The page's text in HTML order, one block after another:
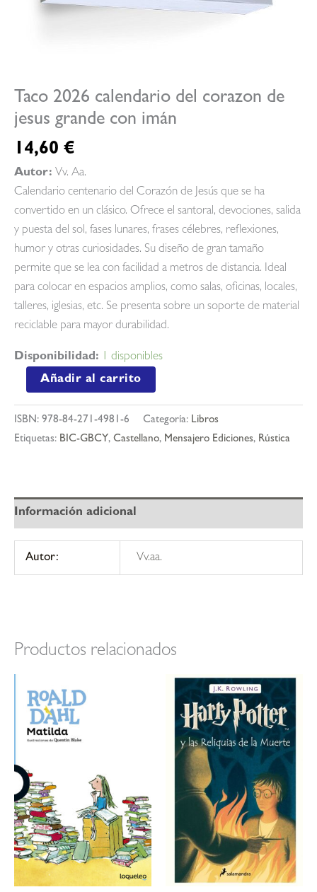
Taco 2026 calendario del corazon de
jesus grande con imán
14,60 €
Autor: Vv. Aa.
Calendario centenario del Corazón de Jesús que se ha
convertido en un clásico. Ofrece el santoral, devociones, salida
y puesta del sol, fases lunares, frases célebres, reflexiones,
humor y otras curiosidades. Su diseño de gran tamaño
permite que se lea con facilidad a metros de distancia. Ideal
para colocar en espacios amplios, como salas, oficinas, locales,
talleres, iglesias, etc. Se presenta sobre un soporte de material
reciclable para mayor durabilidad.
Disponibilidad: 1 disponibles
2026
calendario
del
grande
con
Añadir al carrito
ISBN: 978-84-271-4981-6 Categoría: Libros
Etiquetas: BIC-GBCY, Castellano, Mensajero Ediciones, Rústica
Información adicional
Autor: Vv.aa.
Productos relacionados